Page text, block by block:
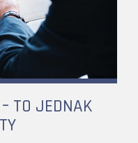
TO JEDNAK